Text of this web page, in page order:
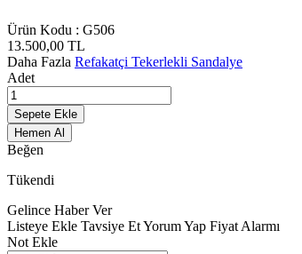
Ürün Kodu : G506
13.500,00 TL
Daha Fazla Refakatçi Tekerlekli Sandalye
Adet
Sepete Ekle
Hemen Al
Beğen
Tükendi
Gelince Haber Ver
Listeye Ekle Tavsiye EtYorum Yap Fiyat Alarmı
Not Ekle